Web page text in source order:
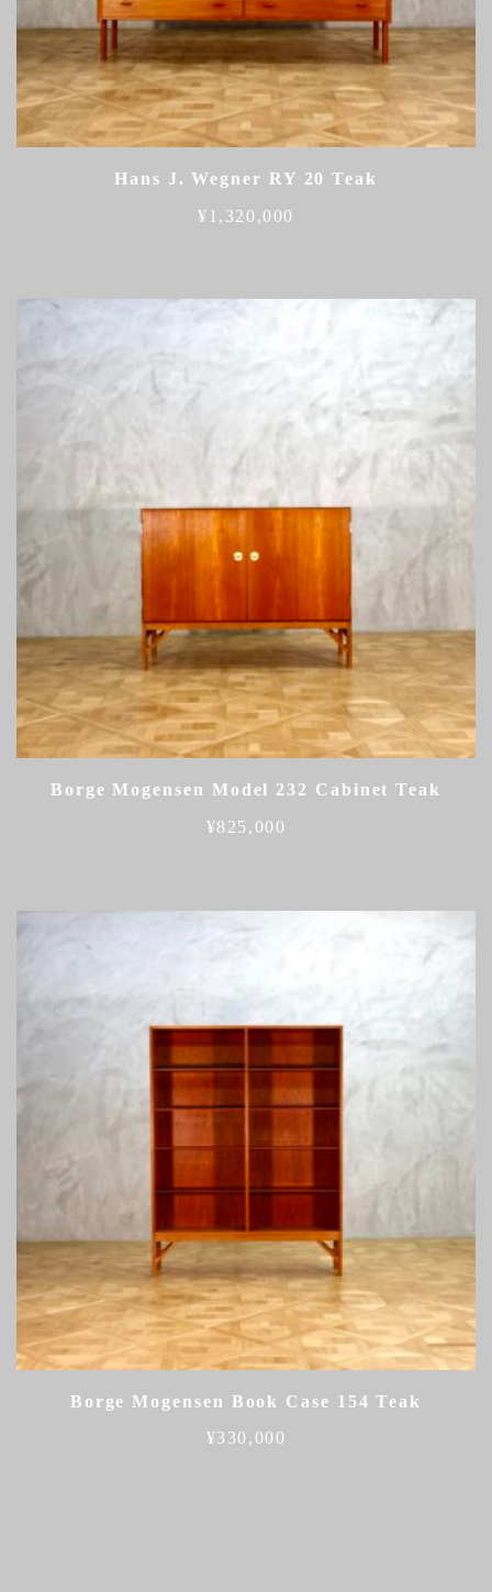
Hans J. Wegner RY 20 Teak
¥ 1,320,000
Borge Mogensen Model 232 Cabinet Teak
¥825,000
Borge Mogensen Book Case 154 Teak
¥330,000